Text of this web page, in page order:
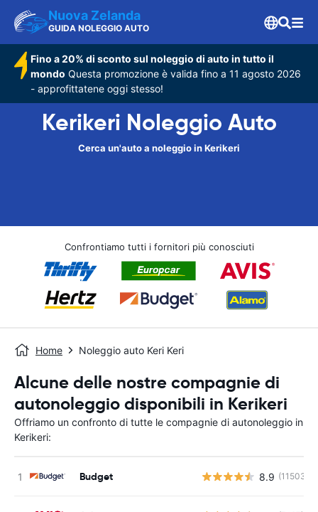
Nuova Zelanda
GUIDA NOLEGGIO AUTO
Fino a 20% di sconto sul noleggio di auto in tutto il
mondo Questa promozione è valida fino a 11 agosto 2026
- approfittatene oggi stesso!
Kerikeri Noleggio Auto
Cerca un'auto a noleggio in Kerikeri
Confrontiamo tutti i fornitori più conosciuti
Home Noleggio auto Keri Keri
Alcune delle nostre compagnie di
autonoleggio disponibili in Kerikeri
Offriamo un confronto di tutte le compagnie di autonoleggio in
Kerikeri:
Budget 8.9 (11503)